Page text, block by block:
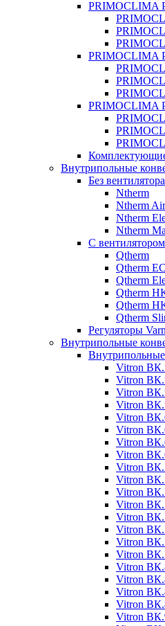
PRIMOCLIMA
PRIMOCLIMA
PRIMOCLIMA
Внутрипольные
Без вентилятора
Ntherm
Ntherm Air
Ntherm
Ntherm
С вентилятором
Qtherm
Qtherm
Qtherm
Qtherm
Qtherm
Qtherm
Регуляторы
Внутрипольные
Внутрипольные
Vitron
Vitron
Vitron
Vitron
Vitron
Vitron
Vitron
Vitron
Vitron
Vitron
Vitron
Vitron
Vitron
Vitron
Vitron
Vitron
Vitron
Vitron
Vitron
Vitron
Vitron